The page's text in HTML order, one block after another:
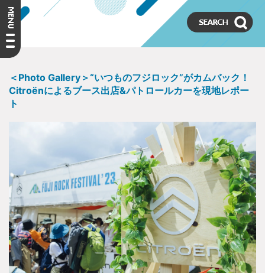
＜Photo Gallery＞“いつものフジロック”がカムバック！
Citroënによるブース出店&パトロールカーを現地レポー
ト